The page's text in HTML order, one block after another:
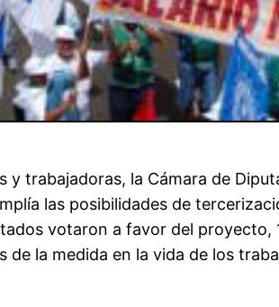
trabajadoras, la Cámara de
las posibilidades de
votaron a favor del proyecto,
de la medida en la vida de los